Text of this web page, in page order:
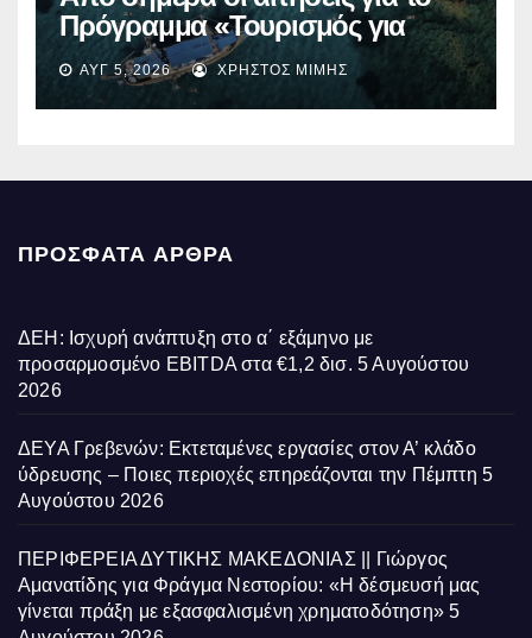
Πρόγραμμα «Τουρισμός για
Όλους 2026-2027» – Πότε λήγει
η προσθεσμία
ΑΥΓ 5, 2026 ΧΡΉΣΤΟΣ ΜΊΜΗΣ
ΠΡΌΣΦΑΤΑ ΆΡΘΡΑ
ΔΕΗ: Ισχυρή ανάπτυξη στο α΄ εξάμηνο με
προσαρμοσμένο EBITDA στα €1,2 δισ. 5 Αυγούστου
2026
ΔΕΥΑ Γρεβενών: Εκτεταμένες εργασίες στον Α’ κλάδο
ύδρευσης – Ποιες περιοχές επηρεάζονται την Πέμπτη 5
Αυγούστου 2026
ΠΕΡΙΦΕΡΕΙΑ ΔΥΤΙΚΗΣ ΜΑΚΕΔΟΝΙΑΣ || Γιώργος
Αμανατίδης για Φράγμα Νεστορίου: «Η δέσμευσή μας
γίνεται πράξη με εξασφαλισμένη χρηματοδότηση» 5